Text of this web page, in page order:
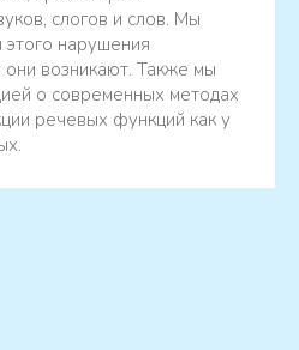
слогов и слов. Мы
этого нарушения
возникают. Также мы
о современных методах
речевых функций как у